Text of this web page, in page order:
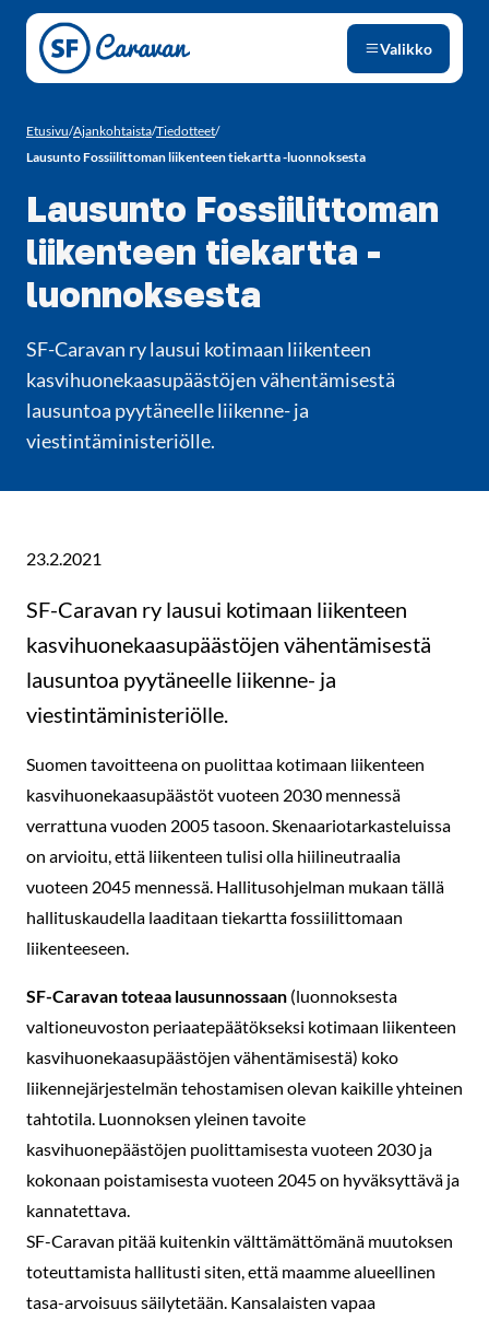
Siirry sivun sisältöön
Valikko
Etusivu/Ajankohtaista/Tiedotteet/
Lausunto Fossiilittoman liikenteen tiekartta -luonnoksesta
Lausunto Fossiilittoman
liikenteen tiekartta -
luonnoksesta
SF-Caravan ry lausui kotimaan liikenteen
kasvihuonekaasupäästöjen vähentämisestä
lausuntoa pyytäneelle liikenne- ja
viestintäministeriölle.
23.2.2021
SF-Caravan ry lausui kotimaan liikenteen
kasvihuonekaasupäästöjen vähentämisestä
lausuntoa pyytäneelle liikenne- ja
viestintäministeriölle.
Suomen tavoitteena on puolittaa kotimaan liikenteen
kasvihuonekaasupäästöt vuoteen 2030 mennessä
verrattuna vuoden 2005 tasoon. Skenaariotarkasteluissa
on arvioitu, että liikenteen tulisi olla hiilineutraalia
vuoteen 2045 mennessä. Hallitusohjelman mukaan tällä
hallituskaudella laaditaan tiekartta fossiilittomaan
liikenteeseen.
SF-Caravan toteaa lausunnossaan (luonnoksesta
valtioneuvoston periaatepäätökseksi kotimaan liikenteen
kasvihuonekaasupäästöjen vähentämisestä) koko
liikennejärjestelmän tehostamisen olevan kaikille yhteinen
tahtotila. Luonnoksen yleinen tavoite
kasvihuonepäästöjen puolittamisesta vuoteen 2030 ja
kokonaan poistamisesta vuoteen 2045 on hyväksyttävä ja
kannatettava.
SF-Caravan pitää kuitenkin välttämättömänä muutoksen
toteuttamista hallitusti siten, että maamme alueellinen
tasa-arvoisuus säilytetään. Kansalaisten vapaa